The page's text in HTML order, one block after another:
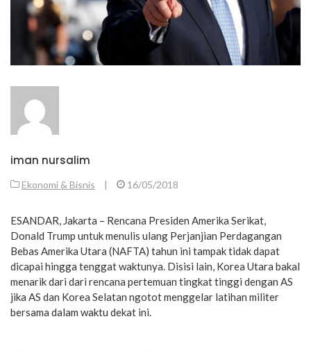
iman nursalim
Ekonomi & Bisnis | 16/05/2018
ESANDAR, Jakarta – Rencana Presiden Amerika Serikat,
Donald Trump untuk menulis ulang Perjanjian Perdagangan
Bebas Amerika Utara (NAFTA) tahun ini tampak tidak dapat
dicapai hingga tenggat waktunya. Disisi lain, Korea Utara bakal
menarik dari dari rencana pertemuan tingkat tinggi dengan AS
jika AS dan Korea Selatan ngotot menggelar latihan militer
bersama dalam waktu dekat ini.